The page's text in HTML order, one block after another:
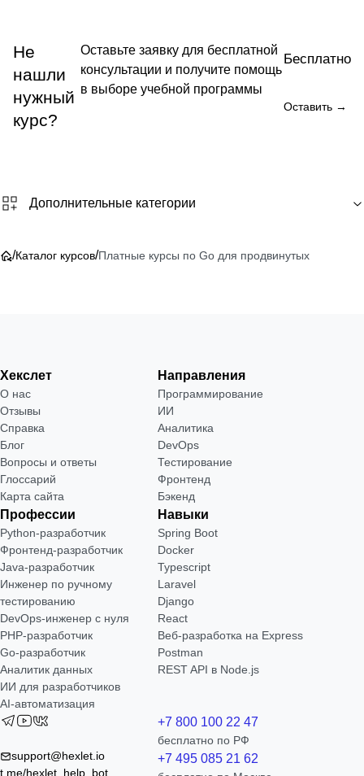
Не
нашли
нужный
курс?
Оставьте заявку для бесплатной
консультации и получите помощь
в выборе учебной программы
Бесплатно
Оставить →
Дополнительные категории
/Каталог курсов/Платные курсы по Go для продвинутых
Хекслет
О нас
Отзывы
Справка
Блог
Вопросы и ответы
Глоссарий
Карта сайта
Направления
Программирование
ИИ
Аналитика
DevOps
Тестирование
Фронтенд
Бэкенд
Профессии
Python-разработчик
Фронтенд-разработчик
Java-разработчик
Инженер по ручному
тестированию
DevOps-инженер с нуля
РНР-разработчик
Go-разработчик
Аналитик данных
ИИ для разработчиков
AI-автоматизация
Навыки
Spring Boot
Docker
Typescript
Laravel
Django
React
Веб-разработка на Express
Postman
REST API в Node.js
support@hexlet.io
t.me/hexlet_help_bot
+7 800 100 22 47
бесплатно по РФ
+7 495 085 21 62